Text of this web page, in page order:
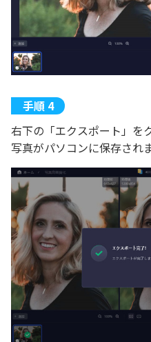
右下の「エクスポート」を
写真がパソコンに保存されま